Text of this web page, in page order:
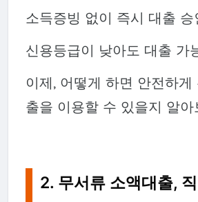
소득증빙 없이 즉시 대출 승
신용등급이 낮아도 대출 가
이제, 어떻게 하면 안전하게
출을 이용할 수 있을지 알아
2. 무서류 소액대출,